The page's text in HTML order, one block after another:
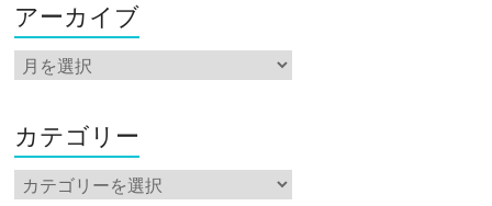
アーカイブ
ア
ー
イ
ブ
カテゴリー
カ
テ